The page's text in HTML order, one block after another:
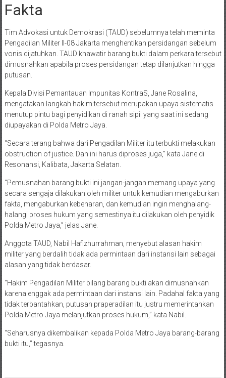
Fakta
Tim Advokasi untuk Demokrasi (TAUD) sebelumnya telah meminta
Pengadilan Militer II-08 Jakarta menghentikan persidangan sebelum
vonis dijatuhkan. TAUD khawatir barang bukti dalam perkara tersebut
dimusnahkan apabila proses persidangan tetap dilanjutkan hingga
putusan
Kepala Divisi Pemantauan Impunitas KontraS, Jane Rosalina,
mengatakan langkah hakim tersebut merupakan upaya sistematis
menutup pintu bagi penyidikan di ranah sipil yang saat ini sedang
diupayakan di Polda Metro Jaya.
“Secara terang bahwa dari Pengadilan Militer itu terbukti melakukan
obstruction of justice. Dan ini harus diproses juga,” kata Jane di
Resonansi, Kalibata, Jakarta Selatan
“Pemusnahan barang bukti ini jangan-jangan memang upaya yang
secara sengaja dilakukan oleh militer untuk kemudian mengaburkan
fakta, mengaburkan kebenaran, dan kemudian ingin menghalang-
halangi proses hukum yang semestinya itu dilakukan oleh penyidik
Polda Metro Jaya,” jelas Jane.
Anggota TAUD, Nabil Hafizhurrahman, menyebut alasan hakim
militer yang berdalih tidak ada permintaan dari instansi lain sebagai
alasan yang tidak berdasar.
“Hakim Pengadilan Militer bilang barang bukti akan dimusnahkan
karena enggak ada permintaan dari instansi lain. Padahal fakta yang
tidak terbantahkan, putusan praperadilan itu justru memerintahkan
Polda Metro Jaya melanjutkan proses hukum,” kata Nabil
“Seharusnya dikembalikan kepada Polda Metro Jaya barang-barang
bukti itu,” tegasnya